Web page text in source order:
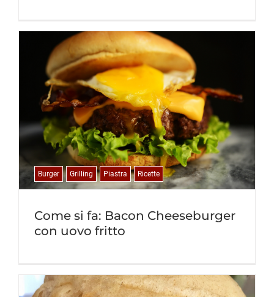
Come si fa: Bacon Cheeseburger
con uovo fritto
Burger Grilling Piastra Ricette